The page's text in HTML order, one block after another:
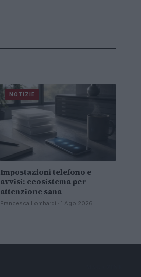
NOTIZIE
Impostazioni telefono e
avvisi: ecosistema per
attenzione sana
Francesca Lombardi · 1 Ago 2026